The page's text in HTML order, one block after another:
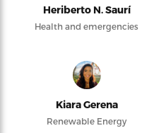
Heriberto N. Saurí
Health and emergencies
Kiara Gerena
Renewable Energy